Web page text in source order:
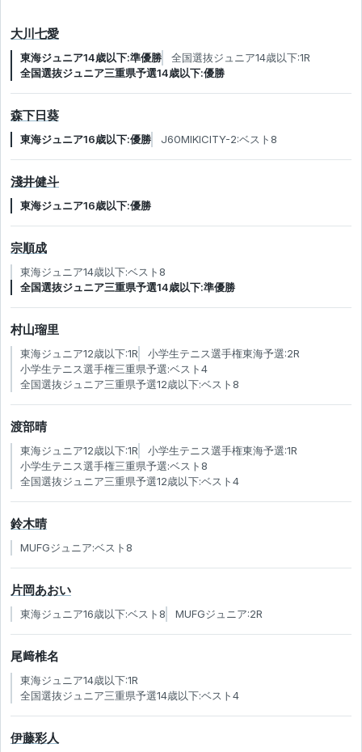
大川七愛
東海ジュニア14歳以下:準優勝
全国選抜ジュニア14歳以下:1R
全国選抜ジュニア三重県予選14歳以下:優勝
森下日葵
東海ジュニア16歳以下:優勝 J60MIKICITY-2:ベスト8
淺井健斗
東海ジュニア16歳以下:優勝
宗順成
東海ジュニア14歳以下:ベスト8
全国選抜ジュニア三重県予選14歳以下:準優勝
村山瑠里
東海ジュニア12歳以下:1R
小学生テニス選手権東海予選:2R
小学生テニス選手権三重県予選:ベスト4
全国選抜ジュニア三重県予選12歳以下:ベスト8
渡部晴
東海ジュニア12歳以下:1R
小学生テニス選手権東海予選:1R
小学生テニス選手権三重県予選:ベスト8
全国選抜ジュニア三重県予選12歳以下:ベスト4
鈴木晴
MUFGジュニア:ベスト8
片岡あおい
東海ジュニア16歳以下:ベスト8 MUFGジュニア:2R
尾﨑椎名
東海ジュニア14歳以下:1R
全国選抜ジュニア三重県予選14歳以下:ベスト4
伊藤彩人